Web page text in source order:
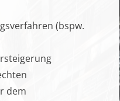
(bspw.
dem